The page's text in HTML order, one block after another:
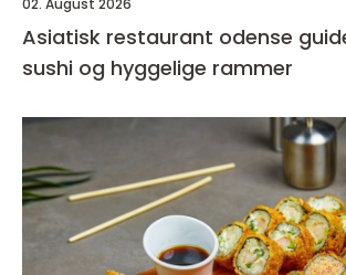
02. August 2026
Asiatisk restaurant odense guide til buffet,
sushi og hyggelige rammer